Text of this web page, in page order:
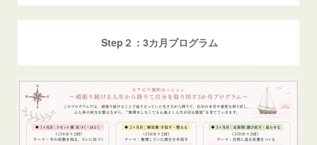
Step２：3カ月プログラム